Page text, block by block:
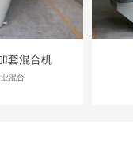
套混合机
混合